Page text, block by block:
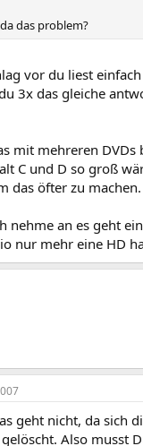
das problem?
vor du liest
3x das gleiche
mit mehreren
C und D so groß
das öfter zu machen.
nehme an es geht
nur mehr eine HD
geht nicht, da sich
Also musst